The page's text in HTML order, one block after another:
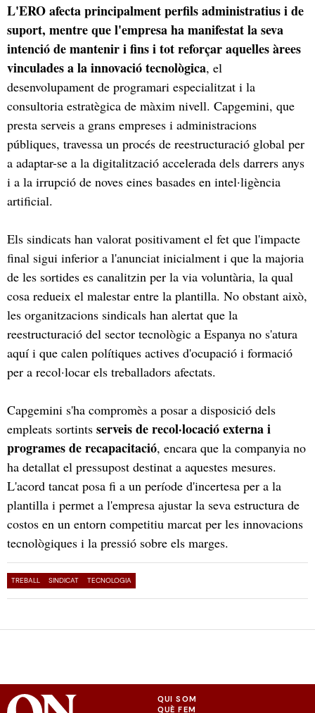
L'ERO afecta principalment perfils administratius i de
suport, mentre que l'empresa ha manifestat la seva
intenció de mantenir i fins i tot reforçar aquelles àrees
vinculades a la innovació tecnològica, el
desenvolupament de programari especialitzat i la
consultoria estratègica de màxim nivell. Capgemini, que
presta serveis a grans empreses i administracions
públiques, travessa un procés de reestructuració global per
a adaptar-se a la digitalització accelerada dels darrers anys
i a la irrupció de noves eines basades en intel·ligència
artificial.
Els sindicats han valorat positivament el fet que l'impacte
final sigui inferior a l'anunciat inicialment i que la majoria
de les sortides es canalitzin per la via voluntària, la qual
cosa redueix el malestar entre la plantilla. No obstant això,
les organitzacions sindicals han alertat que la
reestructuració del sector tecnològic a Espanya no s'atura
aquí i que calen polítiques actives d'ocupació i formació
per a recol·locar els treballadors afectats.
Capgemini s'ha compromès a posar a disposició dels
empleats sortints serveis de recol·locació externa i
programes de recapacitació, encara que la companyia no
ha detallat el pressupost destinat a aquestes mesures.
L'acord tancat posa fi a un període d'incertesa per a la
plantilla i permet a l'empresa ajustar la seva estructura de
costos en un entorn competitiu marcat per les innovacions
tecnològiques i la pressió sobre els marges.
TREBALL SINDICAT TECNOLOGIA
QUI SOM
QUÈ FEM